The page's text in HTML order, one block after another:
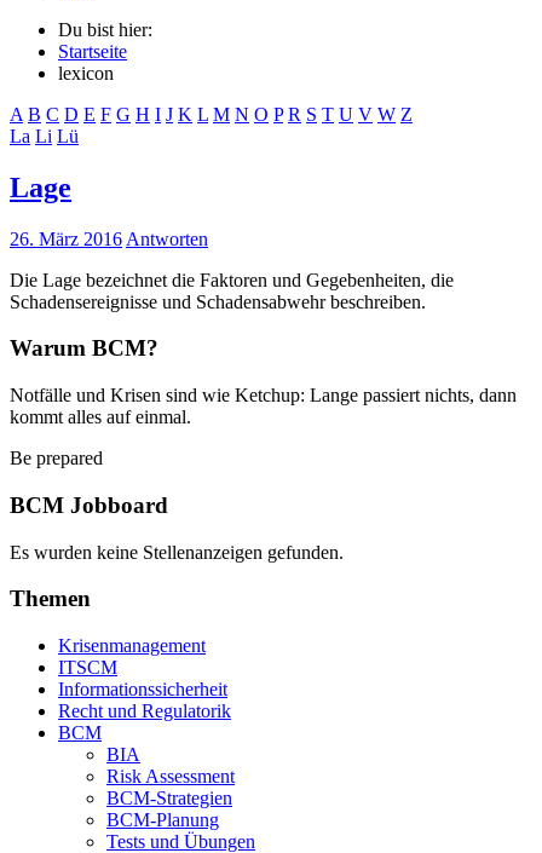
Du bist hier:
Startseite
lexicon
A B C D E F G H I J K L M N O P R S T U V W Z
La Li Lü
Lage
26. März 2016 Antworten
Die Lage bezeichnet die Faktoren und Gegebenheiten, die
Schadensereignisse und Schadensabwehr beschreiben.
Warum BCM?
Notfälle und Krisen sind wie Ketchup: Lange passiert nichts, dann
kommt alles auf einmal.
Be prepared
BCM Jobboard
Es wurden keine Stellenanzeigen gefunden.
Themen
Krisenmanagement
ITSCM
Informationssicherheit
Recht und Regulatorik
BCM
BIA
Risk Assessment
BCM-Strategien
BCM-Planung
Tests und Übungen